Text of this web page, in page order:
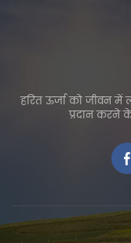
हरित ऊर्जा को जीवन में
प्रदान करने